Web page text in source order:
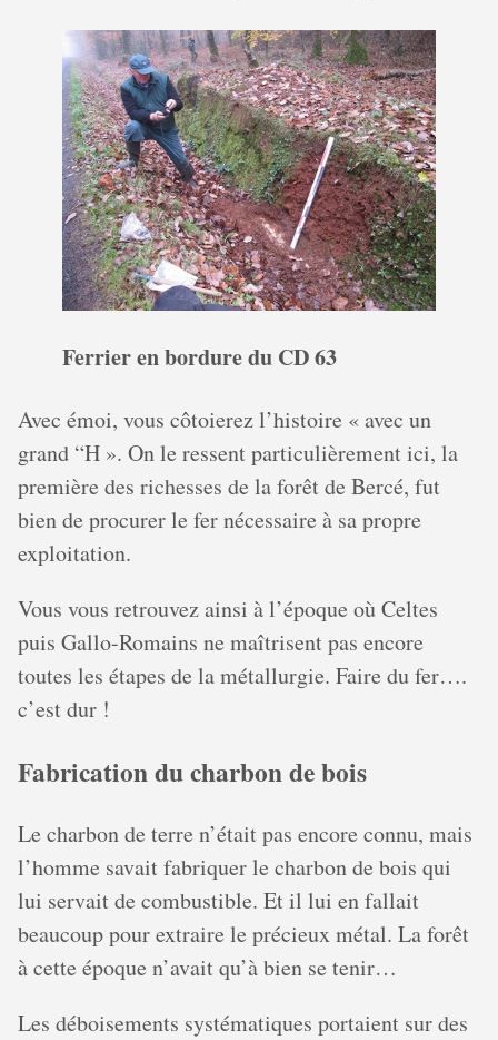
Ferrier en bordure du CD 63
Avec émoi, vous côtoierez l’histoire « avec un
grand “H ». On le ressent particulièrement ici, la
première des richesses de la forêt de Bercé, fut
bien de procurer le fer nécessaire à sa propre
exploitation.
Vous vous retrouvez ainsi à l’époque où Celtes
puis Gallo-Romains ne maîtrisent pas encore
toutes les étapes de la métallurgie. Faire du fer….
c’est dur !
Fabrication du charbon de bois
Le charbon de terre n’était pas encore connu, mais
l’homme savait fabriquer le charbon de bois qui
lui servait de combustible. Et il lui en fallait
beaucoup pour extraire le précieux métal. La forêt
à cette époque n’avait qu’à bien se tenir…
Les déboisements systématiques portaient sur des